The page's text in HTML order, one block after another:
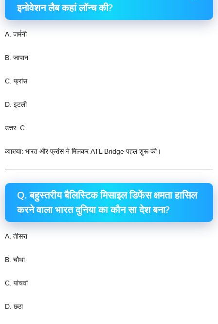
इनोवेशन लैब कहां लॉन्च की?
A. जर्मनी
B. जापान
C. फ्रांस
D. इटली
उत्तर: C
व्याख्या: भारत और फ्रांस ने मिलकर ATL Bridge पहल शुरू की।
Q. बहुस्तरीय बैलिस्टिक मिसाइल डिफेंस क्षमता हासिल
करने वाला भारत दुनिया का कौन सा देश बना?
A. तीसरा
B. चौथा
C. पांचवां
D. छठा